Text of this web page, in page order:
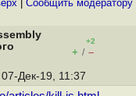
Cообщить модератору
+2
+ / –
Дек-19, 11:37